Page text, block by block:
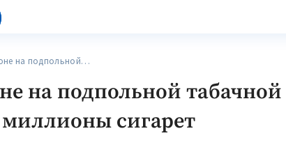
на подпольной…
на подпольной
сигарет